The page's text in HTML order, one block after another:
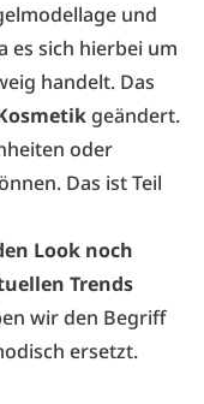
und
es sich hierbei um
handelt. Das
geändert.
oder
Das ist Teil
Look noch
Trends
wir den Begriff
ersetzt.